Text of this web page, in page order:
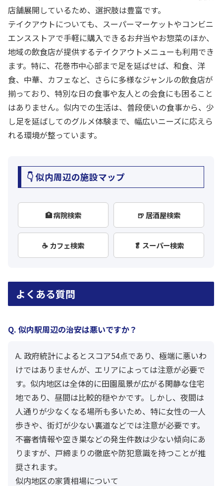
店舗展開しているため、選択肢は豊富です。
テイクアウトについても、スーパーマーケットやコンビニ
エンスストアで手軽に購入できるお弁当やお惣菜のほか、
地域の飲食店が提供するテイクアウトメニューも利用でき
ます。特に、花巻市中心部まで足を延ばせば、和食、洋
食、中華、カフェなど、さらに多様なジャンルの飲食店が
揃っており、特別な日の食事や友人との会食にも困ること
はありません。似内での生活は、普段使いの食事から、少
し足を延ばしてのグルメ体験まで、幅広いニーズに応えら
れる環境が整っています。
👇 似内周辺の施設マップ
🏥 病院検索 🍺 居酒屋検索
☕ カフェ検索 🥬 スーパー検索
よくある質問
Q. 似内駅周辺の治安は悪いですか？
A. 政府統計によるとスコア54点であり、極端に悪いわ
けではありませんが、エリアによっては注意が必要で
す。似内地区は全体的に田園風景が広がる閑静な住宅
地であり、昼間は比較的穏やかです。しかし、夜間は
人通りが少なくなる場所も多いため、特に女性の一人
歩きや、街灯が少ない裏道などでは注意が必要です。
不審者情報や空き巣などの発生件数は少ない傾向にあ
りますが、戸締まりの徹底や防犯意識を持つことが推
奨されます。
似内地区の家賃相場について